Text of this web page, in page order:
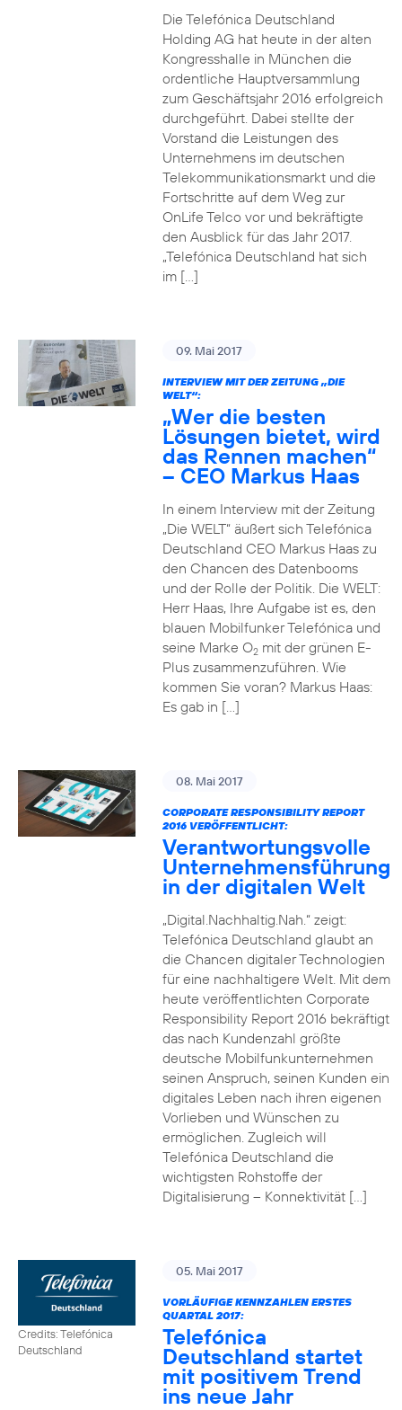
Die Telefónica Deutschland
Holding AG hat heute in der alten
Kongresshalle in München die
ordentliche Hauptversammlung
zum Geschäftsjahr 2016 erfolgreich
durchgeführt. Dabei stellte der
Vorstand die Leistungen des
Unternehmens im deutschen
Telekommunikationsmarkt und die
Fortschritte auf dem Weg zur
OnLife Telco vor und bekräftigte
den Ausblick für das Jahr 2017.
„Telefónica Deutschland hat sich
im […]
09. Mai 2017
INTERVIEW MIT DER ZEITUNG „DIE
WELT“:
„Wer die besten
Lösungen bietet, wird
das Rennen machen“
– CEO Markus Haas
In einem Interview mit der Zeitung
„Die WELT“ äußert sich Telefónica
Deutschland CEO Markus Haas zu
den Chancen des Datenbooms
und der Rolle der Politik. Die WELT:
Herr Haas, Ihre Aufgabe ist es, den
blauen Mobilfunker Telefónica und
seine Marke O2mit der grünen E-
Plus zusammenzuführen. Wie
kommen Sie voran? Markus Haas:
Es gab in […]
08. Mai 2017
CORPORATE RESPONSIBILITY REPORT
2016 VERÖFFENTLICHT:
Verantwortungsvolle
Unternehmensführung
in der digitalen Welt
„Digital.Nachhaltig.Nah.“ zeigt:
Telefónica Deutschland glaubt an
die Chancen digitaler Technologien
für eine nachhaltigere Welt. Mit dem
heute veröffentlichten Corporate
Responsibility Report 2016 bekräftigt
das nach Kundenzahl größte
deutsche Mobilfunkunternehmen
seinen Anspruch, seinen Kunden ein
digitales Leben nach ihren eigenen
Vorlieben und Wünschen zu
ermöglichen. Zugleich will
Telefónica Deutschland die
wichtigsten Rohstoffe der
Digitalisierung – Konnektivität […]
Credits: Telefónica
Deutschland
05. Mai 2017
VORLÄUFIGE KENNZAHLEN ERSTES
QUARTAL 2017:
Telefónica
Deutschland startet
mit positivem Trend
ins neue Jahr